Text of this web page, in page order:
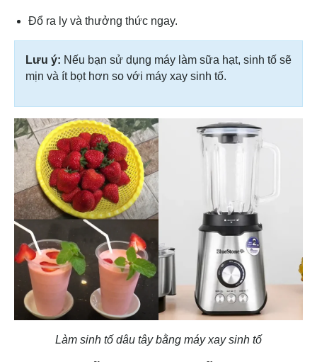
Đổ ra ly và thưởng thức ngay.
Lưu ý: Nếu bạn sử dụng máy làm sữa hạt, sinh tố sẽ
mịn và ít bọt hơn so với máy xay sinh tố.
Làm sinh tố dâu tây bằng máy xay sinh tố